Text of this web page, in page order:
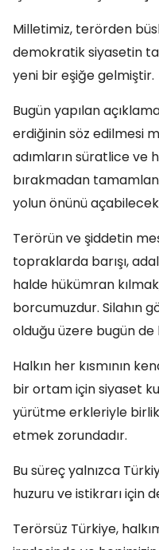
Milletimiz, terörden
demokratik siyasetin
yeni bir eşiğe gelmiştir.
Bugün yapılan
erdiğinin söz edilmesi
adımların süratlice ve
bırakmadan
yolun önünü
Terörün ve şiddetin
topraklarda barışı,
halde hükümran
borcumuzdur. Silahın
olduğu üzere bugün de
Halkın her kısmının
bir ortam için siyaset
yürütme erkleriyle
etmek zorundadır.
Bu süreç yalnızca
huzuru ve istikrarı için
Terörsüz Türkiye,